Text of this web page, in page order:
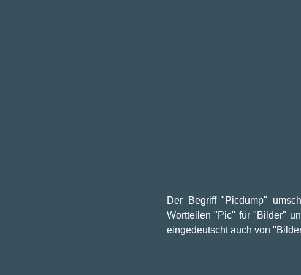
Der Begriff "Picdump"
Wortteilen "Pic" für "Bilder"
eingedeutscht auch von